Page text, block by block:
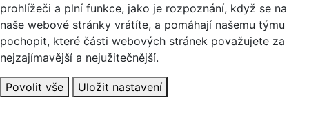
prohlížeči a plní funkce, jako je rozpoznání, když se na
naše webové stránky vrátíte, a pomáhají našemu týmu
pochopit, které části webových stránek považujete za
nejzajímavější a nejužitečnější.
Povolit vše Uložit nastavení